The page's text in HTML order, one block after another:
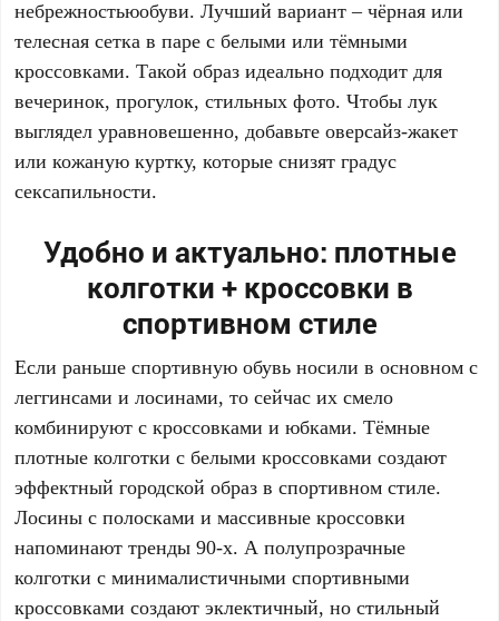
небрежностьюобуви. Лучший вариант – чёрная или
телесная сетка в паре с белыми или тёмными
кроссовками. Такой образ идеально подходит для
вечеринок, прогулок, стильных фото. Чтобы лук
выглядел уравновешенно, добавьте оверсайз-жакет
или кожаную куртку, которые снизят градус
сексапильности.
Удобно и актуально: плотные
колготки + кроссовки в
спортивном стиле
Если раньше спортивную обувь носили в основном с
леггинсами и лосинами, то сейчас их смело
комбинируют с кроссовками и юбками. Тёмные
плотные колготки с белыми кроссовками создают
эффектный городской образ в спортивном стиле.
Лосины с полосками и массивные кроссовки
напоминают тренды 90-х. А полупрозрачные
колготки с минималистичными спортивными
кроссовками создают эклектичный, но стильный